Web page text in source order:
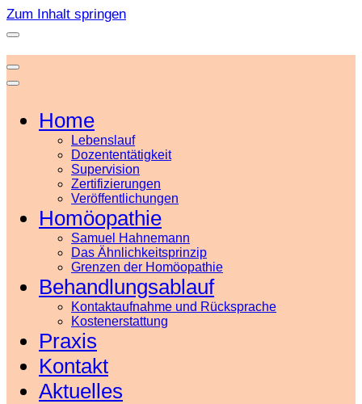
Zum Inhalt springen
Home
Lebenslauf
Dozententätigkeit
Supervision
Zertifizierungen
Veröffentlichungen
Homöopathie
Samuel Hahnemann
Das Ähnlichkeitsprinzip
Grenzen der Homöopathie
Behandlungsablauf
Kontaktaufnahme und Rücksprache
Kostenerstattung
Praxis
Kontakt
Aktuelles